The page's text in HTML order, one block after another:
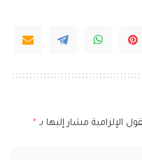
الإلزامية مشار إليها بـ *